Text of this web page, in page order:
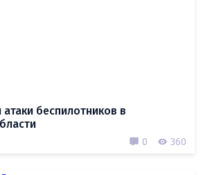
беспилотников в
0 360